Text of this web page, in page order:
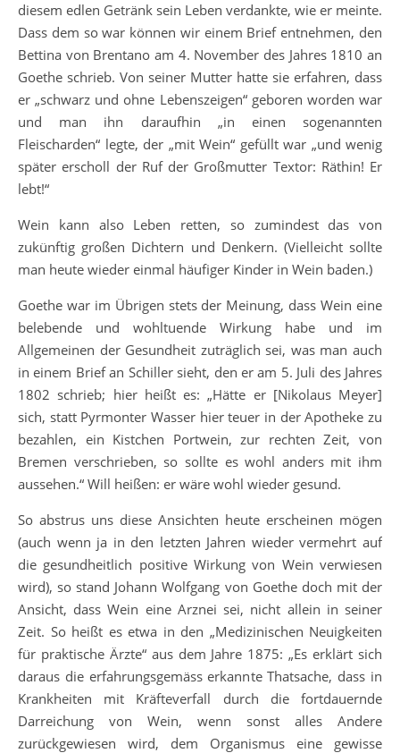
diesem edlen Getränk sein Leben verdankte, wie er meinte.
Dass dem so war können wir einem Brief entnehmen, den
Bettina von Brentano am 4. November des Jahres 1810 an
Goethe schrieb. Von seiner Mutter hatte sie erfahren, dass
er „schwarz und ohne Lebenszeigen“ geboren worden war
und man ihn daraufhin „in einen sogenannten
Fleischarden“ legte, der „mit Wein“ gefüllt war „und wenig
später erscholl der Ruf der Großmutter Textor: Räthin! Er
lebt!“
Wein kann also Leben retten, so zumindest das von
zukünftig großen Dichtern und Denkern. (Vielleicht sollte
man heute wieder einmal häufiger Kinder in Wein baden.)
Goethe war im Übrigen stets der Meinung, dass Wein eine
belebende und wohltuende Wirkung habe und im
Allgemeinen der Gesundheit zuträglich sei, was man auch
in einem Brief an Schiller sieht, den er am 5. Juli des Jahres
1802 schrieb; hier heißt es: „Hätte er [Nikolaus Meyer]
sich, statt Pyrmonter Wasser hier teuer in der Apotheke zu
bezahlen, ein Kistchen Portwein, zur rechten Zeit, von
Bremen verschrieben, so sollte es wohl anders mit ihm
aussehen.“ Will heißen: er wäre wohl wieder gesund.
So abstrus uns diese Ansichten heute erscheinen mögen
(auch wenn ja in den letzten Jahren wieder vermehrt auf
die gesundheitlich positive Wirkung von Wein verwiesen
wird), so stand Johann Wolfgang von Goethe doch mit der
Ansicht, dass Wein eine Arznei sei, nicht allein in seiner
Zeit. So heißt es etwa in den „Medizinischen Neuigkeiten
für praktische Ärzte“ aus dem Jahre 1875: „Es erklärt sich
daraus die erfahrungsgemäss erkannte Thatsache, dass in
Krankheiten mit Kräfteverfall durch die fortdauernde
Darreichung von Wein, wenn sonst alles Andere
zurückgewiesen wird, dem Organismus eine gewisse